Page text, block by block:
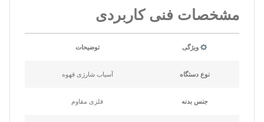
مشخصات فنی کاربردی
ویژگی توضیحات
نوع دستگاه آسیاب شارژی قهوه
جنس بدنه فلزی مقاوم